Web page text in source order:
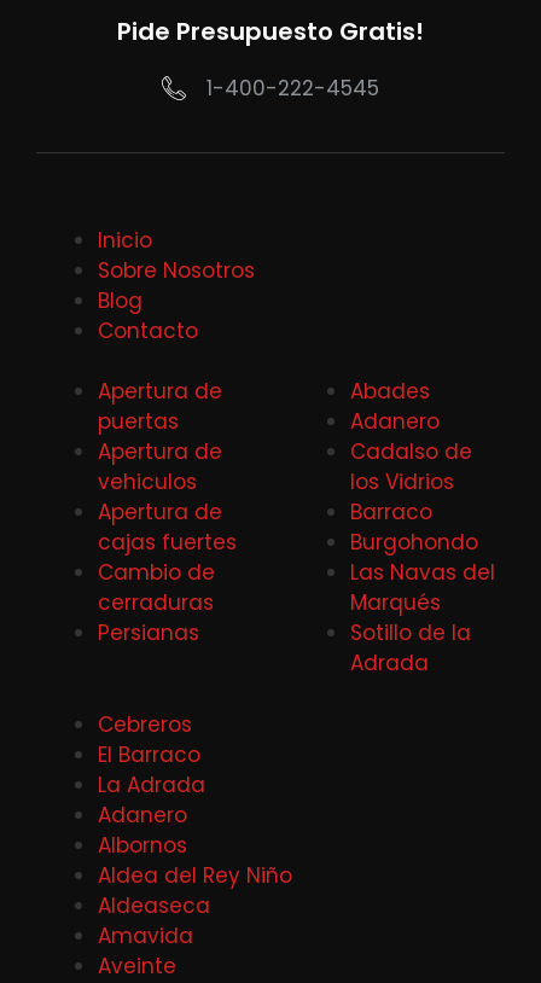
Pide Presupuesto Gratis!
1-400-222-4545
Inicio
Sobre Nosotros
Blog
Contacto
Apertura de
puertas
Apertura de
vehiculos
Apertura de
cajas fuertes
Cambio de
cerraduras
Persianas
Abades
Adanero
Cadalso de
los Vidrios
Barraco
Burgohondo
Las Navas del
Marqués
Sotillo de la
Adrada
Cebreros
El Barraco
La Adrada
Adanero
Albornos
Aldea del Rey Niño
Aldeaseca
Amavida
Aveinte